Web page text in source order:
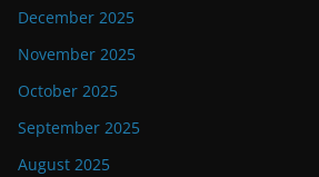
December 2025
November 2025
October 2025
September 2025
August 2025